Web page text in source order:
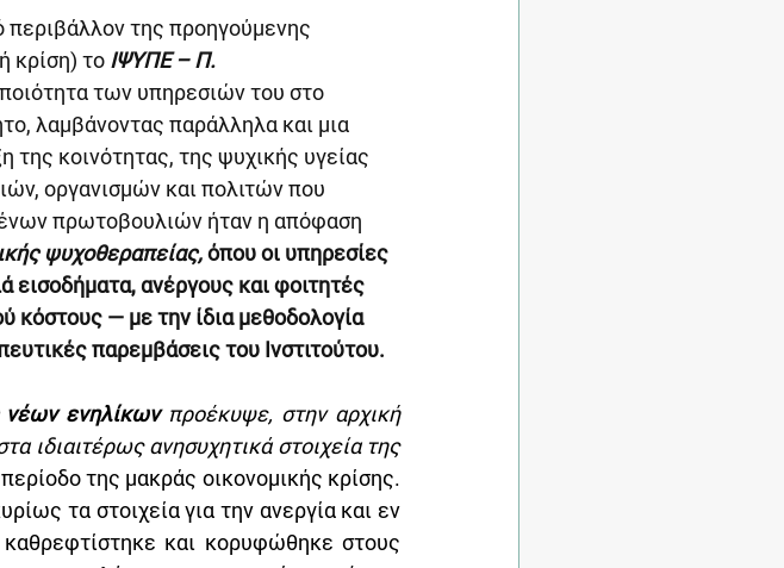
περιβάλλον της προηγούμενης
κρίση) το ΙΨΥΠΕ – Π.
των υπηρεσιών του στο
λαμβάνοντας παράλληλα και μια
της κοινότητας, της ψυχικής υγείας
οργανισμών και πολιτών που
πρωτοβουλιών ήταν η απόφαση
ψυχοθεραπείας, όπου οι υπηρεσίες
εισοδήματα, ανέργους και φοιτητές
κόστους — με την ίδια μεθοδολογία
παρεμβάσεις του Ινστιτούτου.
νέων ενηλίκων προέκυψε, στην αρχική
της μορφή, ως απόπειρα κοινωνικής απάντησης στα ιδιαιτέρως ανησυχητικά στοιχεία της
της μακράς οικονομικής κρίσης.
τα στοιχεία για την ανεργία και εν
και κορυφώθηκε στους